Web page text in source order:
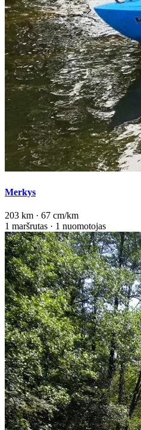
Merkys
203 km · 67 cm/km
1 maršrutas · 1 nuomotojas